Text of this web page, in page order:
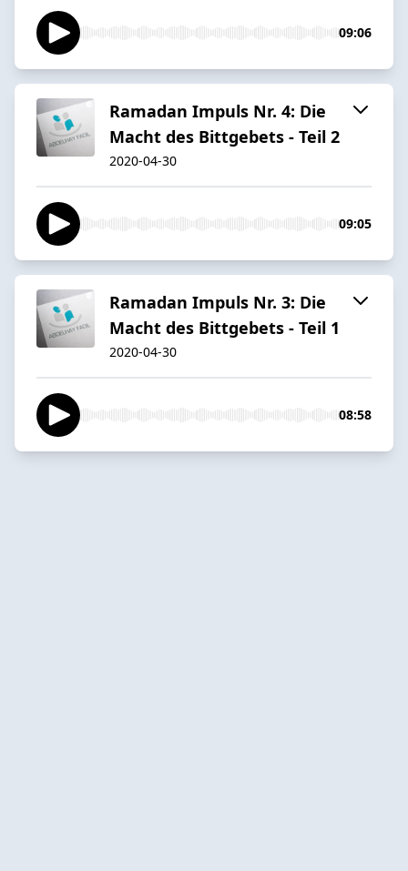
09:06
Ramadan Impuls Nr. 4: Die
Macht des Bittgebets - Teil 2
2020-04-30
09:05
Ramadan Impuls Nr. 3: Die
Macht des Bittgebets - Teil 1
2020-04-30
08:58